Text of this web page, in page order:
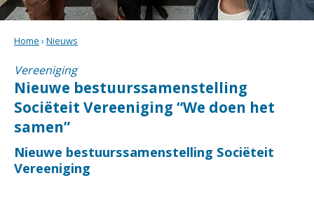
Home › Nieuws
Vereeniging
Nieuwe bestuurssamenstelling
Sociëteit Vereeniging “We doen het
samen”
Nieuwe bestuurssamenstelling Sociëteit
Vereeniging